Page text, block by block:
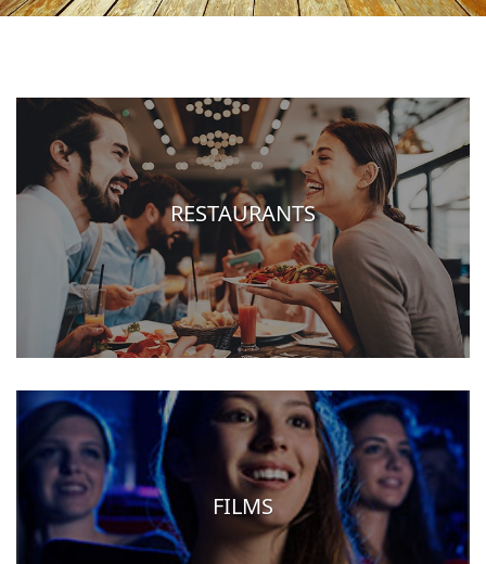
RESTAURANTS
FILMS